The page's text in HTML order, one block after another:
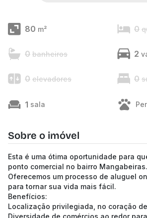
80 m² 0
0 banheiros 2
0 elevadores 0
1 sala
Sobre o imóvel
Esta é uma ótima oportunidade para
ponto comercial no bairro Mangabeiras.
Oferecemos um processo de aluguel
para tornar sua vida mais fácil.
Benefícios:
Localização privilegiada, no coração
Diversidade de comércios ao redor